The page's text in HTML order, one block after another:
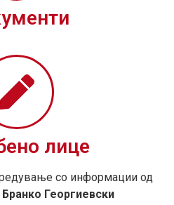
лице
со информации од
Бранко Георгиевски